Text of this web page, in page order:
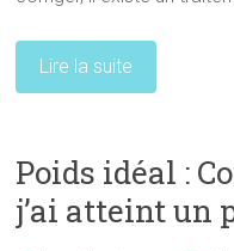
Lire la suite
Poids idéal :
j’ai atteint un